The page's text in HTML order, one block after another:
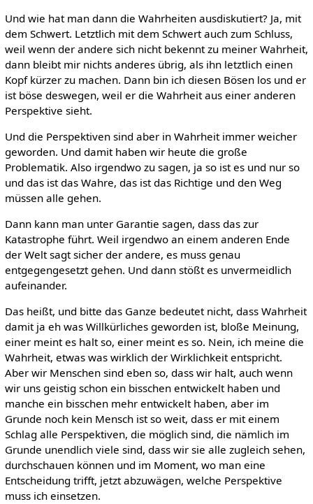
Und wie hat man dann die Wahrheiten ausdiskutiert? Ja, mit
dem Schwert. Letztlich mit dem Schwert auch zum Schluss,
weil wenn der andere sich nicht bekennt zu meiner Wahrheit,
dann bleibt mir nichts anderes übrig, als ihn letztlich einen
Kopf kürzer zu machen. Dann bin ich diesen Bösen los und er
ist böse deswegen, weil er die Wahrheit aus einer anderen
Perspektive sieht.
Und die Perspektiven sind aber in Wahrheit immer weicher
geworden. Und damit haben wir heute die große
Problematik. Also irgendwo zu sagen, ja so ist es und nur so
und das ist das Wahre, das ist das Richtige und den Weg
müssen alle gehen.
Dann kann man unter Garantie sagen, dass das zur
Katastrophe führt. Weil irgendwo an einem anderen Ende
der Welt sagt sicher der andere, es muss genau
entgegengesetzt gehen. Und dann stößt es unvermeidlich
aufeinander.
Das heißt, und bitte das Ganze bedeutet nicht, dass Wahrheit
damit ja eh was Willkürliches geworden ist, bloße Meinung,
einer meint es halt so, einer meint es so. Nein, ich meine die
Wahrheit, etwas was wirklich der Wirklichkeit entspricht.
Aber wir Menschen sind eben so, dass wir halt, auch wenn
wir uns geistig schon ein bisschen entwickelt haben und
manche ein bisschen mehr entwickelt haben, aber im
Grunde noch kein Mensch ist so weit, dass er mit einem
Schlag alle Perspektiven, die möglich sind, die nämlich im
Grunde unendlich viele sind, dass wir sie alle zugleich sehen,
durchschauen können und im Moment, wo man eine
Entscheidung trifft, jetzt abzuwägen, welche Perspektive
muss ich einsetzen.